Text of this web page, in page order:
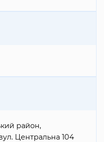
район,
Центральна 104